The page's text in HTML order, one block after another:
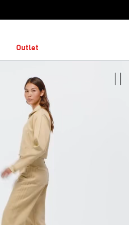
Outlet